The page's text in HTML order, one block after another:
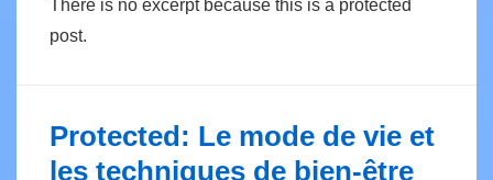
There is no excerpt because this is a protected
post.
Protected: Le mode de vie et
les techniques de bien-être